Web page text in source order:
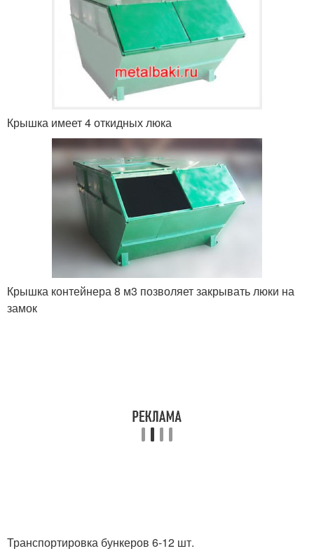
Крышка имеет 4 откидных люка
Крышка контейнера 8 м3 позволяет закрывать люки на
замок
Транспортировка бункеров 6-12 шт.